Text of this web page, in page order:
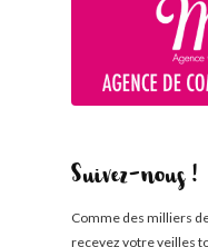
Suivez-nous !
Comme des milliers
recevez votre veilles